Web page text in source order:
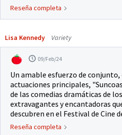
Reseña completa
Lisa Kennedy Variety
09/Feb/24
Un amable esfuerzo de conjunto,
actuaciones principales,
de las comedias dramáticas de
extravagantes y encantadoras
descubren en el Festival de Cine
Reseña completa